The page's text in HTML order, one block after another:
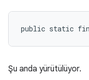
public static
Şu anda yürütülüyor.